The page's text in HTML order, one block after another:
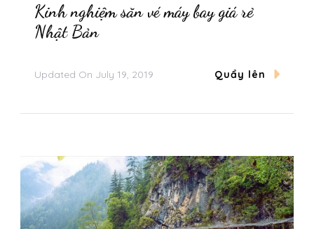
Kinh nghiệm săn vé máy bay giá rẻ
Nhật Bản
Updated On July 19, 2019 Quẩy lên